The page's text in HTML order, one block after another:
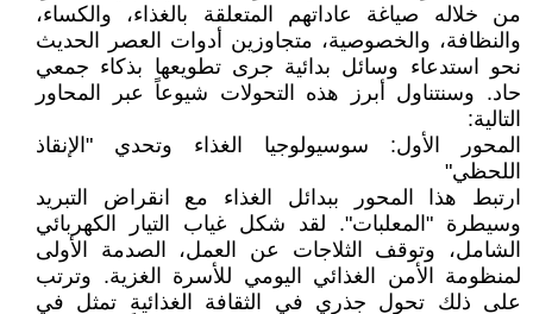
من خلاله صياغة عاداتهم المتعلقة بالغذاء، والكساء،
والنظافة، والخصوصية، متجاوزين أدوات العصر الحديث
نحو استدعاء وسائل بدائية جرى تطويعها بذكاء جمعي
حاد. وسنتناول أبرز هذه التحولات شيوعاً عبر المحاور
التالية:
المحور الأول: سوسيولوجيا الغذاء وتحدي "الإنقاذ
اللحظي"
ارتبط هذا المحور ببدائل الغذاء مع انقراض التبريد
وسيطرة "المعلبات". لقد شكل غياب التيار الكهربائي
الشامل، وتوقف الثلاجات عن العمل، الصدمة الأولى
لمنظومة الأمن الغذائي اليومي للأسرة الغزية. وترتب
على ذلك تحول جذري في الثقافة الغذائية تمثل في